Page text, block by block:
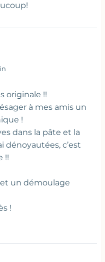
originale !!
à mes amis un
!
dans la pâte et la
dénoyautées, c’est
!!
un démoulage
!